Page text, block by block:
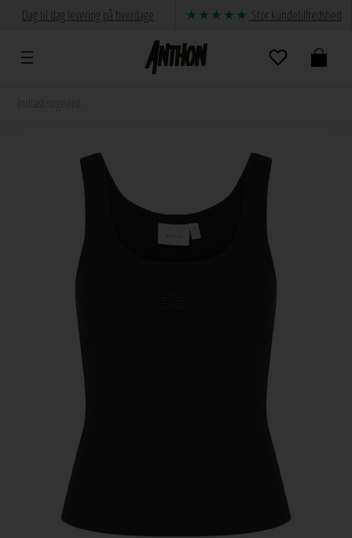
Dag til dag levering på hverdage Stor kundetilfredshed